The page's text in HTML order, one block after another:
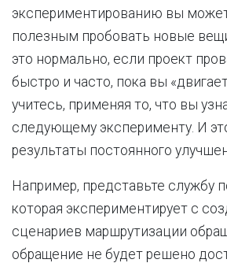
экспериментированию вы
полезным пробовать новые
это нормально, если проект
быстро и часто, пока вы
учитесь, применяя то, что вы
следующему эксперименту. И
результаты постоянного
Например, представьте службу
которая экспериментирует с
сценариев маршрутизации
обращение не будет решено